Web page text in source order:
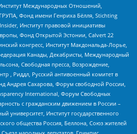
Международных Отношений,
Фонд имени Генриха Бёлля, Stichting
Институт правовой инициативы
Фонд Открытой Эстонии, Calvert 22
конгресс, Институт Макдональда-Лорье,
Канады, Декабристы, Международный
Свободная пресса, Возрождение,
, Риддл, Русский антивоенный комитет в
Андрея Сахарова, Форум свободной России,
International, Форум Свободных
с гражданским движением в России –
университет, Институт государственного
общества Россия, Беллона, Союз жителей